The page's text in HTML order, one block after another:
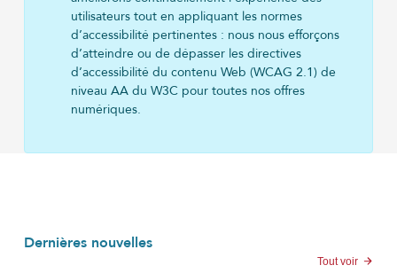
utilisateurs tout en appliquant les normes
d’accessibilité pertinentes : nous nous efforçons
d’atteindre ou de dépasser les directives
d’accessibilité du contenu Web (WCAG 2.1) de
niveau AA du W3C pour toutes nos offres
numériques.
Dernières nouvelles
Tout voir